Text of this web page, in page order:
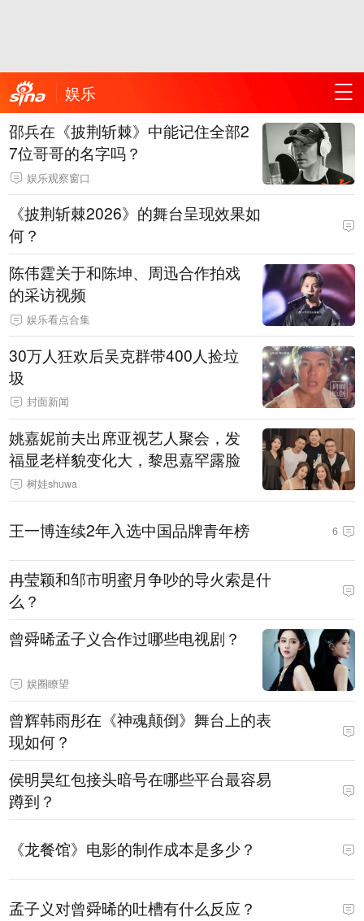
娱乐
邵兵在《披荆斩棘》中能记住全部2
7位哥哥的名字吗？
娱乐观察窗口
《披荆斩棘2026》的舞台呈现效果如
何？
陈伟霆关于和陈坤、周迅合作拍戏
的采访视频
娱乐看点合集
30万人狂欢后吴克群带400人捡垃
圾
封面新闻
姚嘉妮前夫出席亚视艺人聚会，发
福显老样貌变化大，黎思嘉罕露脸
树娃shuwa
王一博连续2年入选中国品牌青年榜 6
冉莹颖和邹市明蜜月争吵的导火索是什
么？
曾舜晞孟子义合作过哪些电视剧？
娱圈瞭望
曾辉韩雨彤在《神魂颠倒》舞台上的表
现如何？
侯明昊红包接头暗号在哪些平台最容易
蹲到？
《龙餐馆》电影的制作成本是多少？
孟子义对曾舜晞的吐槽有什么反应？